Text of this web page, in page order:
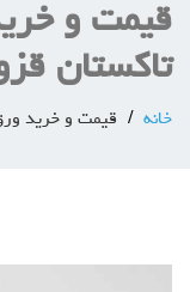
قیمت و
تاکستان
خانه قیمت و خرید